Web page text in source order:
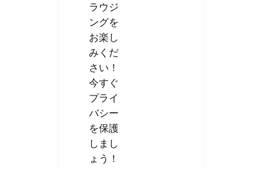
ラウジ
ングを
お楽し
みくだ
さい！
今すぐ
プライ
バシー
を保護
しまし
ょう！